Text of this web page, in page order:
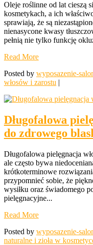
Oleje roślinne od lat cieszą
kosmetykach, a ich
sprawiają, że są
nienasycone kwasy
pełnią nie tylko funkcję
Read More
Posted by wyposazenie-
włosów i zarostu |
Długofalowa
do zdrowego
Długofalowa pielęgnacja
ale często bywa
krótkoterminowe
przypomnieć sobie, że
wysiłku oraz świadomego
pielęgnacyjne...
Read More
Posted by wyposazenie-
naturalne i zioła w